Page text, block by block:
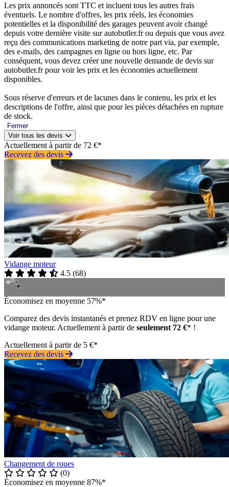
Les prix annoncés sont TTC et incluent tous les autres frais
éventuels. Le nombre d'offres, les prix réels, les économies
potentielles et la disponibilité des garages peuvent avoir changé
depuis votre dernière visite sur autobutler.fr ou depuis que vous avez
reçu des communications marketing de notre part via, par exemple,
des e-mails, des campagnes en ligne ou hors ligne, etc. Par
conséquent, vous devez créer une nouvelle demande de devis sur
autobutler.fr pour voir les prix et les économies actuellement
disponibles.
Sous réserve d'erreurs et de lacunes dans le contenu, les prix et les
descriptions de l'offre, ainsi que pour les pièces détachées en rupture
de stock.
Fermer
Voir tous les devis
Actuellement à partir de 72 €*
Recevez des devis
Vidange moteur
4.5 (68)
Économisez en moyenne 57%*
Comparez des devis instantanés et prenez RDV en ligne pour une
vidange moteur. Actuellement à partir de seulement 72 €* !
Actuellement à partir de 5 €*
Recevez des devis
Changement de roues
(0)
Économisez en moyenne 87%*